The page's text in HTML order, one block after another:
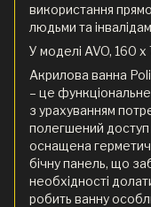
використання
людьми та
У моделі AVO, 160
Акрилова ванна
– це
з урахуванням
полегшений
оснащена
бічну панель, що
необхідності
робить ванну